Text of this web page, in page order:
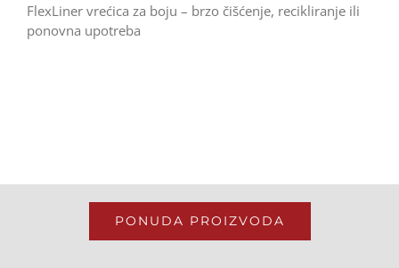
FlexLiner vrećica za boju – brzo čišćenje, recikliranje ili
ponovna upotreba
PONUDA PROIZVODA